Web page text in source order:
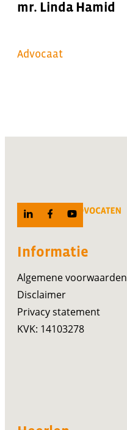
mr. Linda Hamid
Advocaat
Informatie
Algemene voorwaarden
Disclaimer
Privacy statement
KVK: 14103278